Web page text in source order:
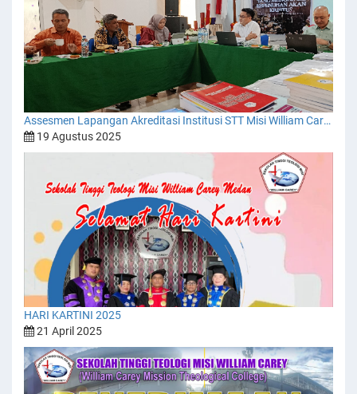
Assesmen Lapangan Akreditasi Institusi STT Misi William Carey
19 Agustus 2025
HARI KARTINI 2025
21 April 2025